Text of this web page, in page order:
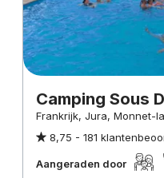
Camping Sous
Frankrijk, Jura, Monnet-
8,75 - 181
Aangeraden door